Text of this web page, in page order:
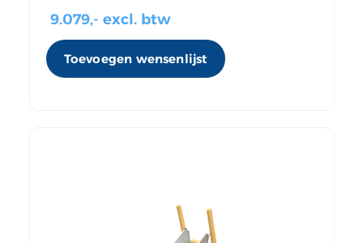
9.079,- excl. btw
Toevoegen wensenlijst